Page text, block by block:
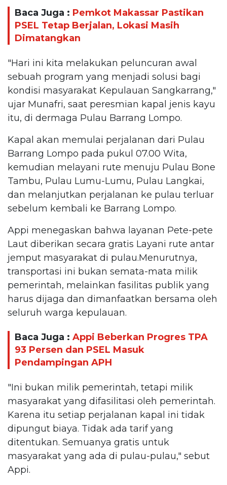
Baca Juga : Pemkot Makassar Pastikan
PSEL Tetap Berjalan, Lokasi Masih
Dimatangkan
"Hari ini kita melakukan peluncuran awal
sebuah program yang menjadi solusi bagi
kondisi masyarakat Kepulauan Sangkarrang,"
ujar Munafri, saat peresmian kapal jenis kayu
itu, di dermaga Pulau Barrang Lompo.
Kapal akan memulai perjalanan dari Pulau
Barrang Lompo pada pukul 07.00 Wita,
kemudian melayani rute menuju Pulau Bone
Tambu, Pulau Lumu-Lumu, Pulau Langkai,
dan melanjutkan perjalanan ke pulau terluar
sebelum kembali ke Barrang Lompo.
Appi menegaskan bahwa layanan Pete-pete
Laut diberikan secara gratis Layani rute antar
jemput masyarakat di pulau.Menurutnya,
transportasi ini bukan semata-mata milik
pemerintah, melainkan fasilitas publik yang
harus dijaga dan dimanfaatkan bersama oleh
seluruh warga kepulauan.
Baca Juga : Appi Beberkan Progres TPA
93 Persen dan PSEL Masuk
Pendampingan APH
"Ini bukan milik pemerintah, tetapi milik
masyarakat yang difasilitasi oleh pemerintah.
Karena itu setiap perjalanan kapal ini tidak
dipungut biaya. Tidak ada tarif yang
ditentukan. Semuanya gratis untuk
masyarakat yang ada di pulau-pulau," sebut
Appi.